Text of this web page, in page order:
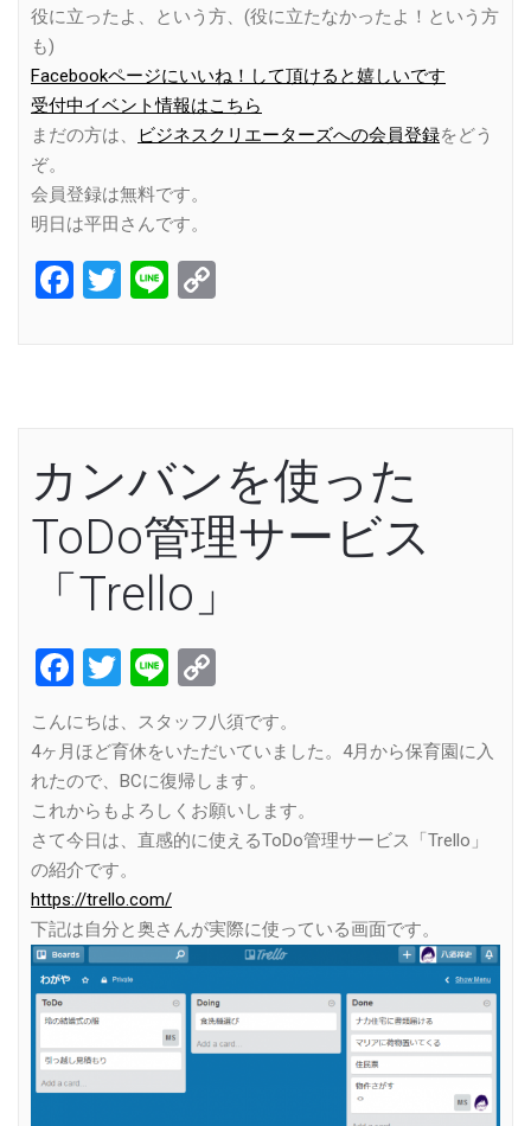
役に立ったよ、という方、(役に立たなかったよ！という方
も)
Facebookページにいいね！して頂けると嬉しいです
受付中イベント情報はこちら
まだの方は、
ビジネスクリエーターズへの会員登録をどう
ぞ。
会員登録は無料です。
明日は平田さんです。
Facebook
Twitter
Line
カンバンを使った
ToDo管理サービス
「Trello」
Facebook
Twitter
Line
Link
こんにちは、スタッフ八須です。
4ヶ月ほど育休をいただいていました。4月から保育園に入
れたので、BCに復帰します。
これからもよろしくお願いします。
さて今日は、直感的に使えるToDo管理サービス「Trello」
の紹介です。
https://trello.com/
下記は自分と奥さんが実際に使っている画面です。